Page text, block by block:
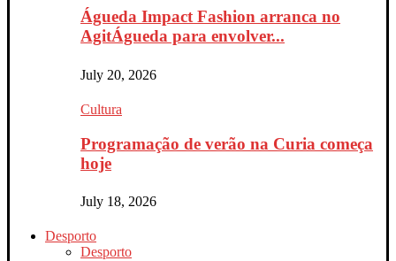
Águeda Impact Fashion arranca no
AgitÁgueda para envolver...
July 20, 2026
Cultura
Programação de verão na Curia começa
hoje
July 18, 2026
Desporto
Desporto